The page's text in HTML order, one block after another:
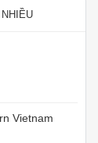
Vietnam